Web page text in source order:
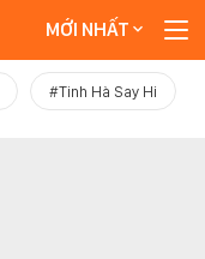
MỚI NHẤT
#Tinh Hà Say Hi